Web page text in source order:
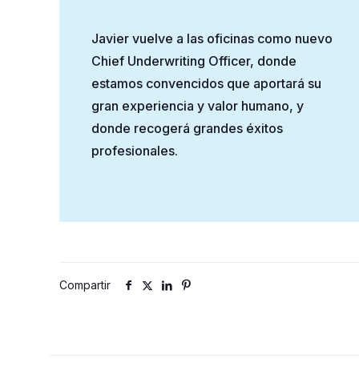
Javier vuelve a las oficinas como nuevo
Chief Underwriting Officer, donde
estamos convencidos que aportará su
gran experiencia y valor humano, y
donde recogerá grandes éxitos
profesionales.
Compartir